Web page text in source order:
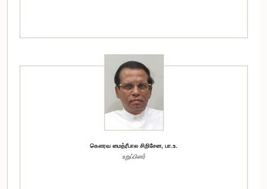
கௌரவ மைத்ரீபால சிறிசேன, பா.உ.
உறுப்பினர்